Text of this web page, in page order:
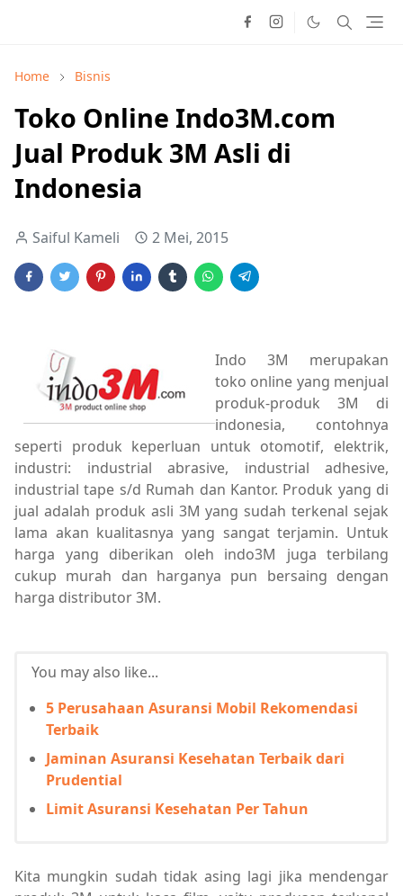
Home Bisnis
Toko Online Indo3M.com
Jual Produk 3M Asli di
Indonesia
Saiful Kameli 2 Mei, 2015
Indo 3M merupakan
toko online yang menjual
produk-produk 3M di
indonesia, contohnya
seperti produk keperluan untuk otomotif, elektrik,
industri: industrial abrasive, industrial adhesive,
industrial tape s/d Rumah dan Kantor. Produk yang di
jual adalah produk asli 3M yang sudah terkenal sejak
lama akan kualitasnya yang sangat terjamin. Untuk
harga yang diberikan oleh indo3M juga terbilang
cukup murah dan harganya pun bersaing dengan
harga distributor 3M.
You may also like...
5 Perusahaan Asuransi Mobil Rekomendasi
Terbaik
Jaminan Asuransi Kesehatan Terbaik dari
Prudential
Limit Asuransi Kesehatan Per Tahun
Kita mungkin sudah tidak asing lagi jika mendengar